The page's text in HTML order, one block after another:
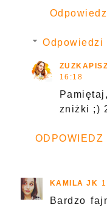
Odpowiedz
Odpowiedzi
16:18
zniżki ;)
ODPOWIEDZ
KAMILA JK
Bardzo